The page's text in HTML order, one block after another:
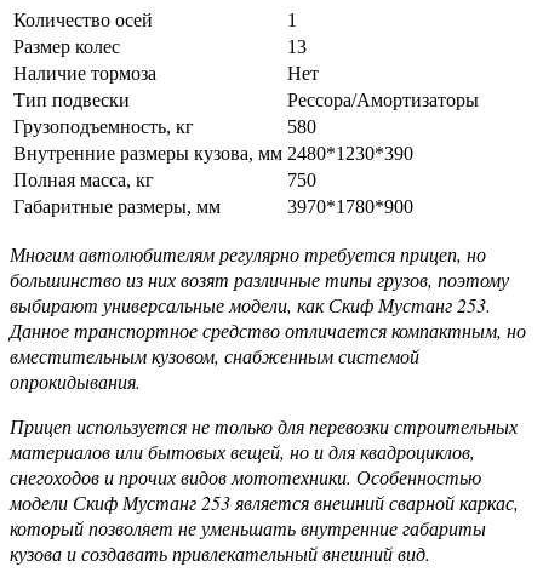
Количество осей
1
Размер колес
13
Наличие тормоза
Нет
Тип подвески
Рессора/Амортизаторы
Грузоподъемность, кг
580
Внутренние размеры кузова, мм 2480*1230*390
Полная масса, кг
750
Габаритные размеры, мм
3970*1780*900
Многим автолюбителям регулярно требуется прицеп, но
большинство из них возят различные типы грузов, поэтому
выбирают универсальные модели, как Скиф Мустанг 253.
Данное транспортное средство отличается компактным, но
вместительным кузовом, снабженным системой
опрокидывания.
Прицеп используется не только для перевозки строительных
материалов или бытовых вещей, но и для квадроциклов,
снегоходов и прочих видов мототехники. Особенностью
модели Скиф Мустанг 253 является внешний сварной каркас,
который позволяет не уменьшать внутренние габариты
кузова и создавать привлекательный внешний вид.